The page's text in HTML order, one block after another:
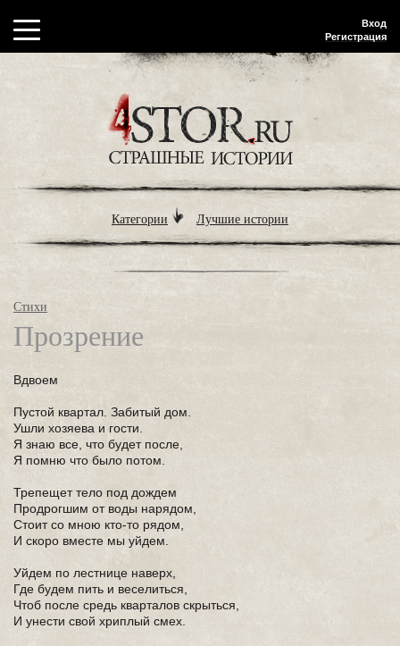
Вход
Регистрация
Категории Лучшие истории
Стихи
Прозрение
Вдвоем
Пустой квартал. Забитый дом.
Ушли хозяева и гости.
Я знаю все, что будет после,
Я помню что было потом.
Трепещет тело под дождем
Продрогшим от воды нарядом,
Стоит со мною кто-то рядом,
И скоро вместе мы уйдем.
Уйдем по лестнице наверх,
Где будем пить и веселиться,
Чтоб после средь кварталов скрыться,
И унести свой хриплый смех.